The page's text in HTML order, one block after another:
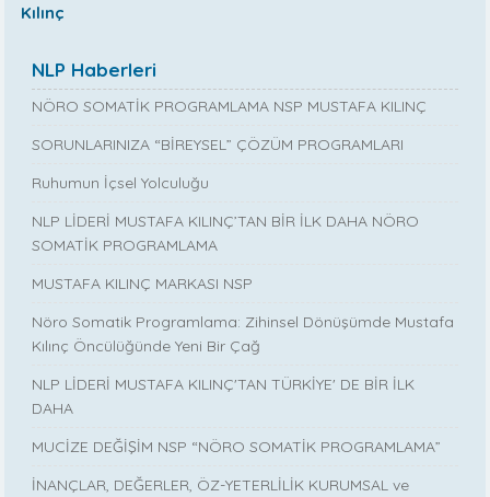
Kılınç
NLP Haberleri
NÖRO SOMATİK PROGRAMLAMA NSP MUSTAFA KILINÇ
SORUNLARINIZA “BİREYSEL” ÇÖZÜM PROGRAMLARI
Ruhumun İçsel Yolculuğu
NLP LİDERİ MUSTAFA KILINÇ’TAN BİR İLK DAHA NÖRO
SOMATİK PROGRAMLAMA
MUSTAFA KILINÇ MARKASI NSP
Nöro Somatik Programlama: Zihinsel Dönüşümde Mustafa
Kılınç Öncülüğünde Yeni Bir Çağ
NLP LİDERİ MUSTAFA KILINÇ'TAN TÜRKİYE' DE BİR İLK
DAHA
MUCİZE DEĞİŞİM NSP “NÖRO SOMATİK PROGRAMLAMA”
İNANÇLAR, DEĞERLER, ÖZ-YETERLİLİK KURUMSAL ve